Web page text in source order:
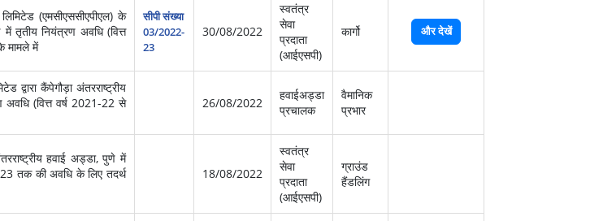
(एमसीएससीएपीएल) के
तृतीय नियंत्रण अवधि (वित्त
मामले में
सीपी संख्या
03/2022-
23
30/08/2022
स्‍वतंत्र
सेवा
प्रदाता
(आईएसपी)
कार्गो और देखें
कैंपेगौड़ा अंतरराष्ट्रीय
(वित्त वर्ष 2021-22 से
26/08/2022
हवाईअड्डा
प्रचालक
वैमानिक
प्रभार
हवाई अड्डा, पुणे में
तक की अवधि के लिए तदर्थ
18/08/2022
स्‍वतंत्र
सेवा
प्रदाता
(आईएसपी)
ग्राउंड
हैंडलिंग